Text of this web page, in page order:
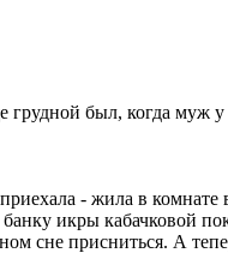
был, когда муж у
- жила в
икры кабачковой
сне присниться. А